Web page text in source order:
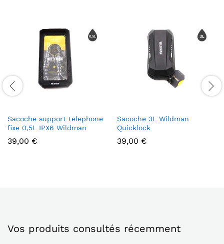
Sacoche support telephone
fixe 0,5L IPX6 Wildman
39,00 €
Sacoche 3L Wildman
Quicklock
39,00 €
Vos produits consultés récemment